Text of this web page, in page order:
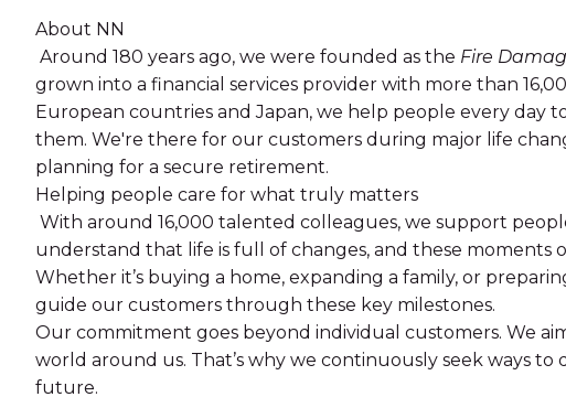
About NN
Around 180 years ago, we were founded as the Fire
grown into a financial services provider with more than
European countries and Japan, we help people every day
them. We're there for our customers during major life
planning for a secure retirement.
Helping people care for what truly matters
With around 16,000 talented colleagues, we support
understand that life is full of changes, and these moments
Whether it’s buying a home, expanding a family, or
guide our customers through these key milestones.
Our commitment goes beyond individual customers. We
world around us. That’s why we continuously seek ways
future.